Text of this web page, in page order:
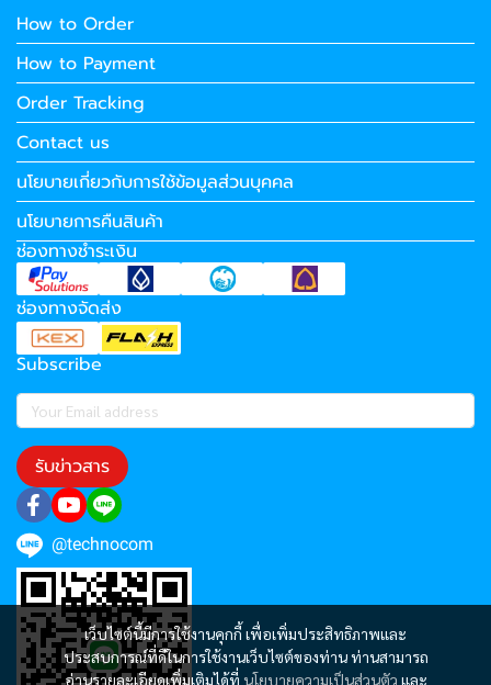
เว็บไซต์นี้มีการใช้งานคุกกี้ เพื่อเพิ่มประสิทธิภาพและ
ประสบการณ์ที่ดีในการใช้งานเว็บไซต์ของท่าน ท่านสามารถ
อ่านรายละเอียดเพิ่มเติมได้ที่ นโยบายความเป็นส่วนตัว และ
How to Order
How to Payment
Order Tracking
Contact us
นโยบายเกี่ยวกับการใช้ข้อมูลส่วนบุคคล
นโยบายการคืนสินค้า
ช่องทางชำระเงิน
ช่องทางจัดส่ง
Subscribe
รับข่าวสาร
@technocom